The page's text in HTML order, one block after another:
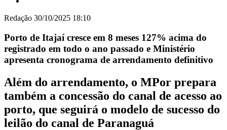
Redação 30/10/2025 18:10
Porto de Itajaí cresce em 8 meses 127% acima do
registrado em todo o ano passado e Ministério
apresenta cronograma de arrendamento definitivo
Além do arrendamento, o MPor prepara
também a concessão do canal de acesso ao
porto, que seguirá o modelo de sucesso do
leilão do canal de Paranaguá